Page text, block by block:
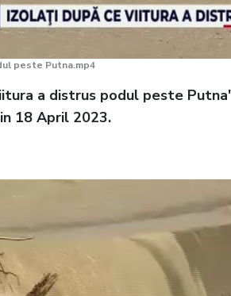
peste Putna.mp4
a distrus podul peste
18 April 2023.